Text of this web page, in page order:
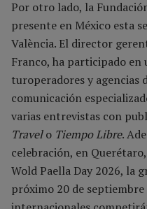
Por otro lado, la
presente en México esta
València. El director
Franco, ha participado
turoperadores y agencias
comunicación
varias entrevistas con
Travelo Tiempo Libre.
celebración, en
Wold Paella Day 2026, la
próximo 20 de